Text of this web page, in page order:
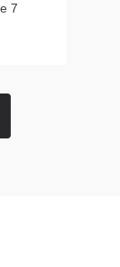
7